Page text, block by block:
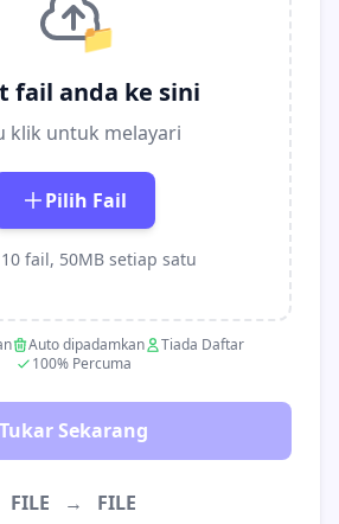
📁
fail anda ke sini
klik untuk melayari
Pilih Fail
fail, 50MB setiap satu
Auto dipadamkan
Tiada Daftar
100% Percuma
Tukar Sekarang
FILE → FILE